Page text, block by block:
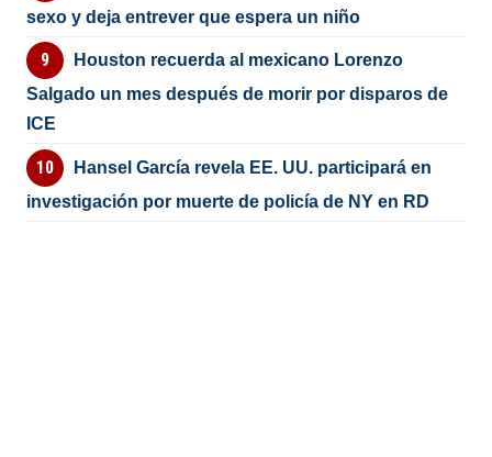
sexo y deja entrever que espera un niño
Houston recuerda al mexicano Lorenzo
Salgado un mes después de morir por disparos de
ICE
Hansel García revela EE. UU. participará en
investigación por muerte de policía de NY en RD